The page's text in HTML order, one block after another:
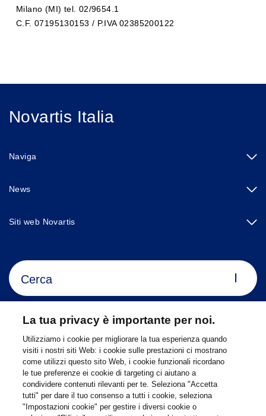
Milano (MI) tel. 02/9654.1
C.F. 07195130153 / P.IVA 02385200122
Novartis Italia
Naviga
News
Siti web Novartis
Footer Site Search
Footer
Bottom
© 2026 Novartis Italia
Avvertenze legali Privacy Policy
Contatti
Impostazioni dei cookie
Mappa del sito Accessibilità
La tua privacy è importante per noi.
Utilizziamo i cookie per migliorare la tua esperienza quando
visiti i nostri siti Web: i cookie sulle prestazioni ci mostrano
come utilizzi questo sito Web, i cookie funzionali ricordano
le tue preferenze ei cookie di targeting ci aiutano a
condividere contenuti rilevanti per te. Seleziona "Accetta
tutti" per dare il tuo consenso a tutti i cookie, seleziona
"Impostazioni cookie" per gestire i diversi cookie o